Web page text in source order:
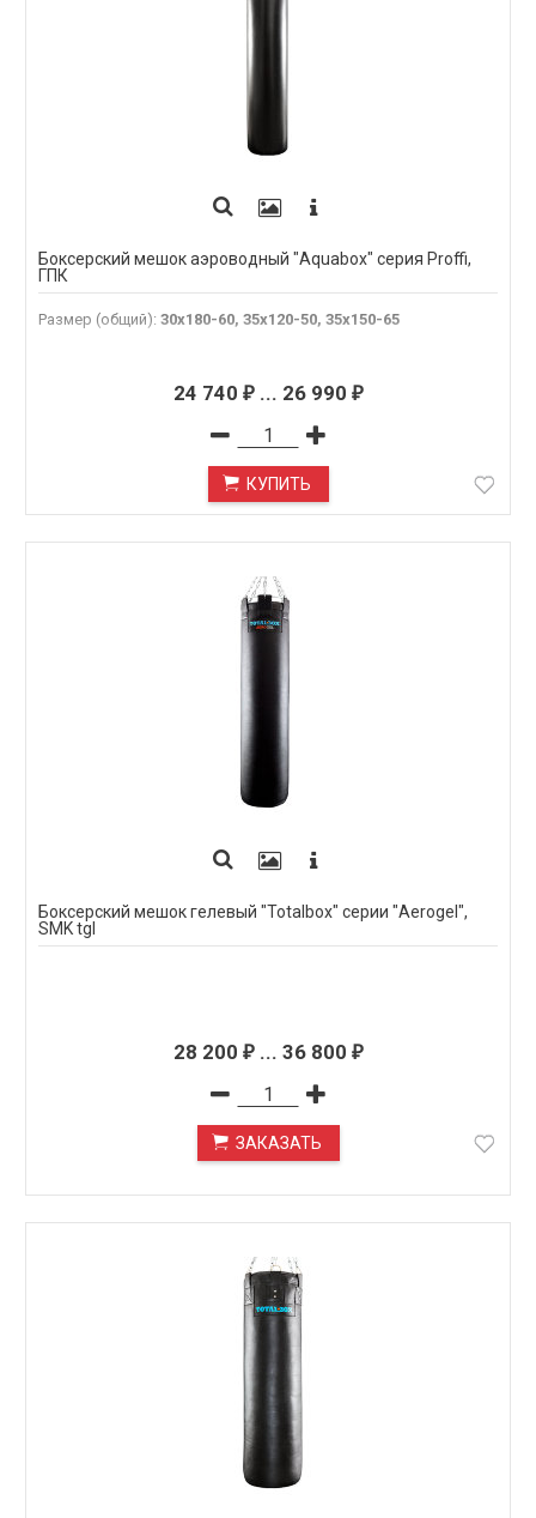
Боксерский мешок аэроводный "Aquabox" серия Proffi,
ГПК
Размер (общий): 30х180-60, 35х120-50, 35х150-65
24 740 ₽... 26 990 ₽
КУПИТЬ
Боксерский мешок гелевый "Totalbox" серии "Aerogel",
SMK tgl
28 200 ₽... 36 800 ₽
ЗАКАЗАТЬ